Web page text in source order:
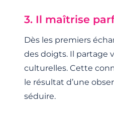
3. Il maîtrise
Dès les premiers
des doigts. Il partage
culturelles. Cette
le résultat d’une
séduire.